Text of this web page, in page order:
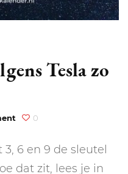
Tesla zo
on
6-
9
0
6 en 9 de sleutel
dat zit, lees je in